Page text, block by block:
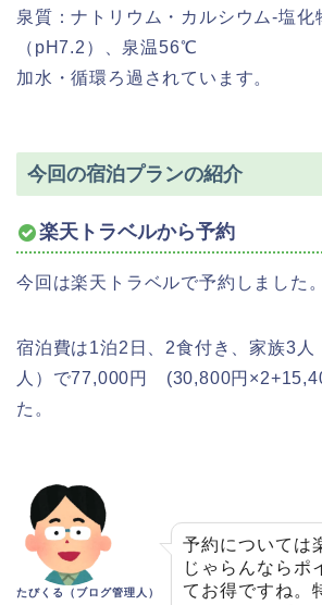
泉質：ナトリウム・カルシウム-塩化
（pH7.2）、泉温56℃
加水・循環ろ過されています。
今回の宿泊プランの紹介
楽天トラベルから予約
今回は楽天トラベルで予約しました。
宿泊費は1泊2日、2食付き、家族3人
人）で77,000円 (30,800円
た。
たびくる（ブログ管理人）
予約については
じゃらんならポ
てお得ですね。